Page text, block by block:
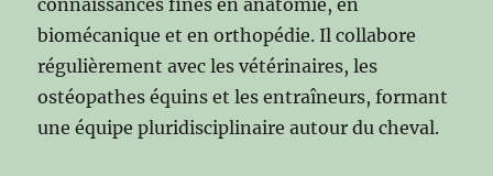
biomécanique et en orthopédie. Il collabore
régulièrement avec les vétérinaires, les
ostéopathes équins et les entraîneurs, formant
une équipe pluridisciplinaire autour du cheval.